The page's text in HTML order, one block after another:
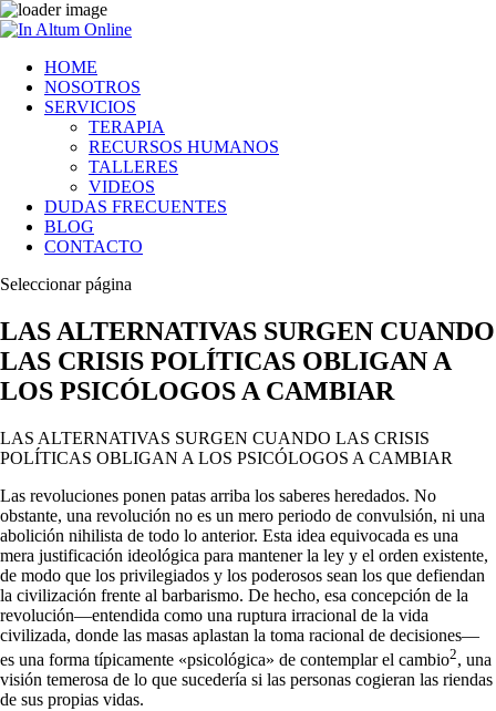
HOME
NOSOTROS
SERVICIOS
TERAPIA
RECURSOS HUMANOS
TALLERES
VIDEOS
DUDAS FRECUENTES
BLOG
CONTACTO
Seleccionar página
LAS ALTERNATIVAS SURGEN CUANDO
LAS CRISIS POLÍTICAS OBLIGAN A
LOS PSICÓLOGOS A CAMBIAR
LAS ALTERNATIVAS SURGEN CUANDO LAS CRISIS
POLÍTICAS OBLIGAN A LOS PSICÓLOGOS A CAMBIAR
Las revoluciones ponen patas arriba los saberes heredados. No
obstante, una revolución no es un mero periodo de convulsión, ni una
abolición nihilista de todo lo anterior. Esta idea equivocada es una
mera justificación ideológica para mantener la ley y el orden existente,
de modo que los privilegiados y los poderosos sean los que defiendan
la civilización frente al barbarismo. De hecho, esa concepción de la
revolución—entendida como una ruptura irracio­nal de la vida
civilizada, donde las masas aplastan la toma racional de decisiones—
es una forma típicamente «psicológica» de contem­plar el cambio2, una
visión temerosa de lo que sucedería si las personas cogieran las riendas
de sus propias vidas.